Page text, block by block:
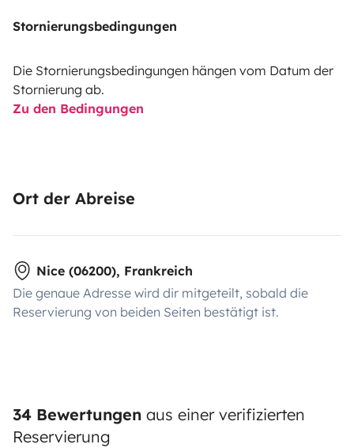
Stornierungsbedingungen
Die Stornierungsbedingungen hängen vom Datum der
Stornierung ab.
Zu den Bedingungen
Ort der Abreise
Nice (06200), Frankreich
Die genaue Adresse wird dir mitgeteilt, sobald die
Reservierung von beiden Seiten bestätigt ist.
34 Bewertungen aus einer verifizierten
Reservierung